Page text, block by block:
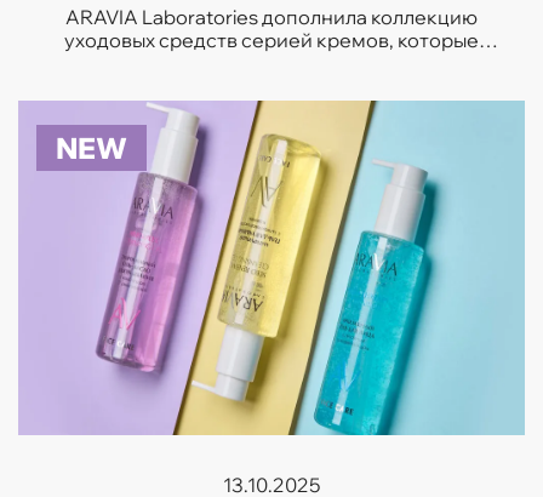
ARAVIA Laboratories дополнила коллекцию
уходовых средств серией кремов, которые
с несо...
NEW
13.10.2025